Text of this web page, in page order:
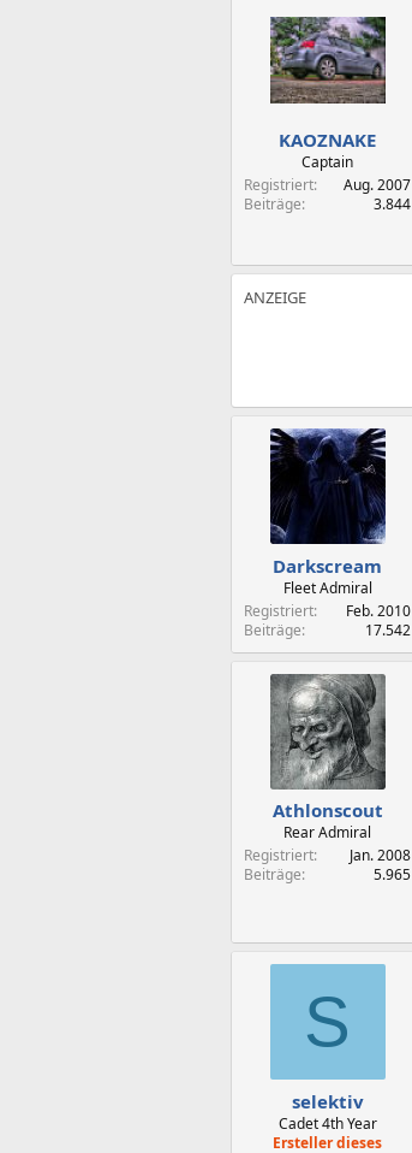
KAOZNAKE
Captain
Registriert
Aug. 2007
Beiträge
3.844
Darkscream
Fleet Admiral
Registriert
Feb. 2010
Beiträge
17.542
Athlonscout
Rear Admiral
Registriert
Jan. 2008
Beiträge
5.965
S
selektiv
Cadet 4th Year
Ersteller dieses